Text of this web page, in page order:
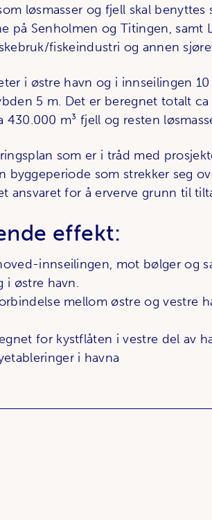
løsmasser og fjell skal benyttes
på Senholmen og Titingen, samt
fiskeindustri og annen
i østre havn og i innseilingen
5 m. Det er beregnet totalt
m³ fjell og resten
som er i tråd med
byggeperiode som strekker seg
ansvaret for å erverve grunn til
effekt:
innseilingen, mot bølger og
i østre havn.
mellom østre og vestre
for kystflåten i vestre del av
i havna